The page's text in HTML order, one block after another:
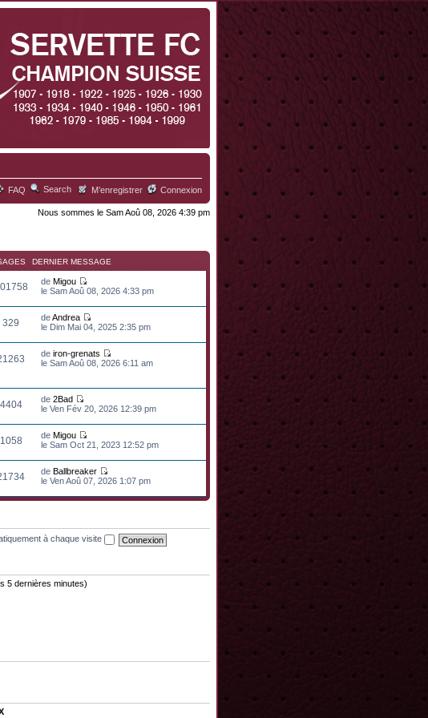
FAQ Search M’enregistrer Connexion
Nous sommes le Sam Aoû 08, 2026 4:39 pm
DERNIER MESSAGE
deMigou
le Sam Aoû 08, 2026 4:33 pm
329 deAndrea
le Dim Mai 04, 2025 2:35 pm
deiron-grenats
le Sam Aoû 08, 2026 6:11 am
4404 de2Bad
le Ven Fév 20, 2026 12:39 pm
1058 deMigou
le Sam Oct 21, 2023 12:52 pm
deBallbreaker
le Ven Aoû 07, 2026 1:07 pm
à chaque visite
5 dernières minutes)